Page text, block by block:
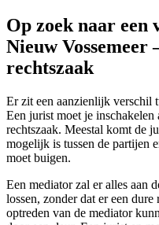
Op zoek naar een
Nieuw Vossemeer
rechtszaak
Er zit een aanzienlijk verschil
Een jurist moet je inschakelen
rechtszaak. Meestal komt de
mogelijk is tussen de partijen
moet buigen.
Een mediator zal er alles aan
lossen, zonder dat er een
optreden van de mediator